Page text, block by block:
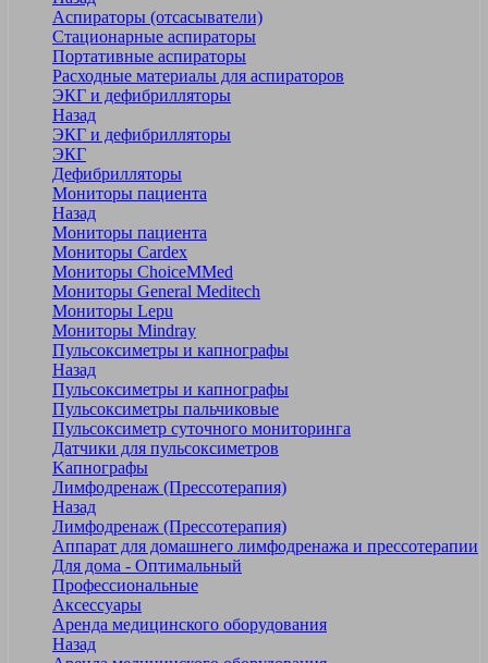
Аспираторы (отсасыватели)
Стационарные аспираторы
Портативные аспираторы
Расходные материалы для аспираторов
ЭКГ и дефибрилляторы
Назад
ЭКГ и дефибрилляторы
ЭКГ
Дефибрилляторы
Мониторы пациента
Назад
Мониторы пациента
Мониторы Cardex
Мониторы ChoiceMMed
Мониторы General Meditech
Мониторы Lepu
Мониторы Mindray
Пульсоксиметры и капнографы
Назад
Пульсоксиметры и капнографы
Пульсоксиметры пальчиковые
Пульсоксиметр суточного мониторинга
Датчики для пульсоксиметров
Kапнографы
Лимфодренаж (Прессотерапия)
Назад
Лимфодренаж (Прессотерапия)
Аппарат для домашнего лимфодренажа и прессотерапии
Для дома - Оптимальный
Профессиональные
Аксессуары
Аренда медицинского оборудования
Назад